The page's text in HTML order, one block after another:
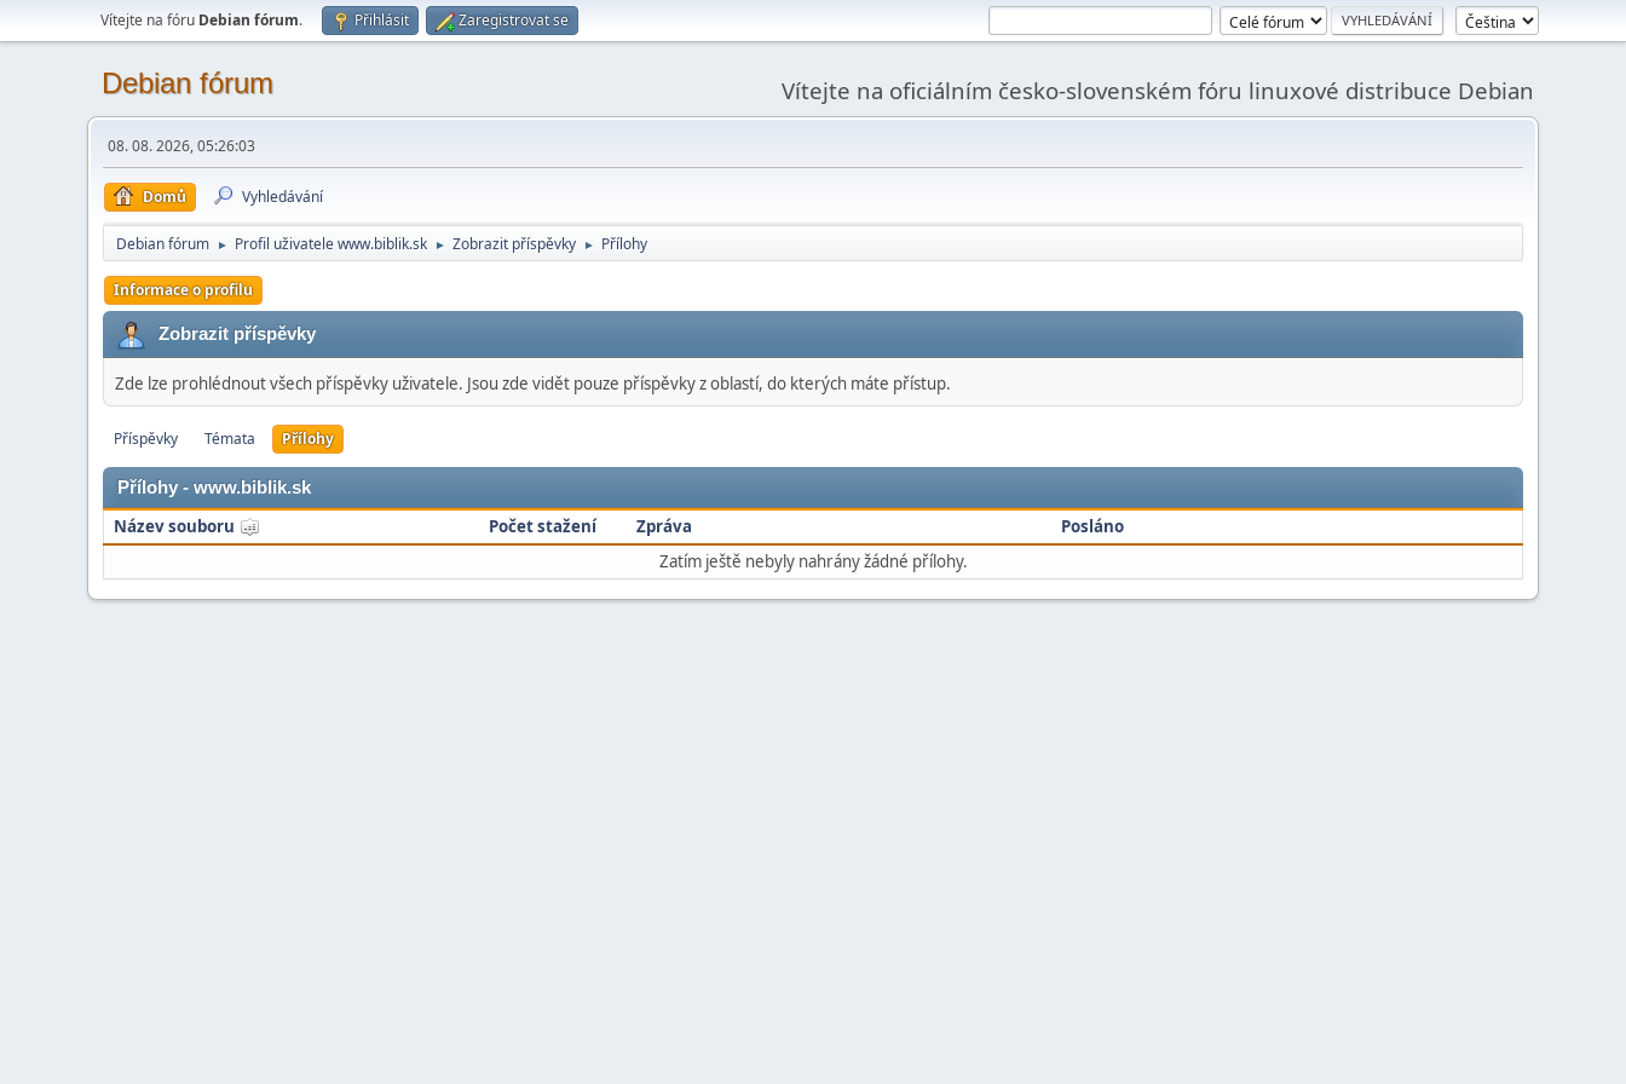
Vítejte na fóru Debian fórum. Přihlásit Zaregistrovat se
Debian fórum Vítejte na oficiálním česko-slovenském fóru linuxové distribuce Debian
08. 08. 2026, 05:26:03
Domů Vyhledávání
Debian fórum ► Profil uživatele www.biblik.sk ► Zobrazit příspěvky ► Přílohy
Informace o profilu
Zobrazit příspěvky
Zde lze prohlédnout všech příspěvky uživatele. Jsou zde vidět pouze příspěvky z oblastí, do kterých máte přístup.
Příspěvky Témata Přílohy
Přílohy - www.biblik.sk
Název souboru Počet stažení Zpráva
Posláno
Zatím ještě nebyly nahrány žádné přílohy.